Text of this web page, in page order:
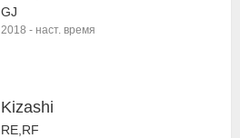
GJ
2018 - наст. время
Kizashi
RE,RF